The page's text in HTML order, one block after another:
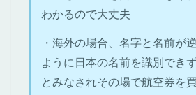
わかるので大丈夫
・海外の場合、名字と名前が
ように日本の名前を識別でき
とみなされその場で航空券を